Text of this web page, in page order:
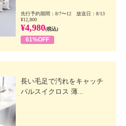
先行予約期間：8/7〜12 放送日：8/13
¥12,800
¥4,980(税込)
61%OFF
長い毛足で汚れをキャッチ
パルスイクロス 薄...